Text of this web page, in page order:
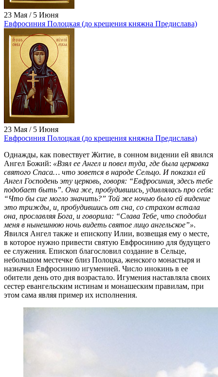
23 Мая / 5 Июня
Евфросиния Полоцкая (до крещения княжна Предислава)
23 Мая / 5 Июня
Евфросиния Полоцкая (до крещения княжна Предислава)
Однажды, как повествует Житие, в сонном видении ей явился
Ангел Божий: «Взял ее Ангел и повел туда, где была церковка
святого Спаса… что зовется в народе Сельцо. И показал ей
Ангел Господень эту церковь, говоря: “Евфросиния, здесь тебе
подобает быть”. Она же, пробудившись, удивлялась про себя:
“Что бы сие могло значить?” Той же ночью было ей видение
это трижды, и, пробудившись от сна, со страхом встала
она, прославляя Бога, и говорила: “Слава Тебе, что сподобил
меня в нынешнюю ночь видеть святое лицо ангельское”».
Явился Ангел также и епископу Илии, возвещая ему о месте,
в которое нужно привести святую Евфросинию для будущего
ее служения. Епископ благословил создание в Сельце,
небольшом местечке близ Полоцка, женского монастыря и
назначил Евфросинию игуменией. Число инокинь в ее
обители день ото дня возрастало. Игумения наставляла своих
сестер евангельским истинам и монашеским правилам, при
этом сама являя пример их исполнения.